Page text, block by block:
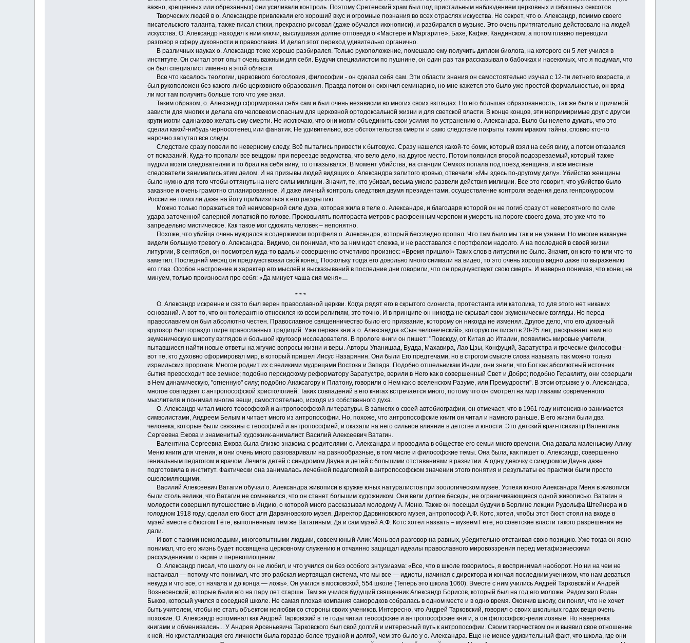
важно, крещенных или обрезанных) они усиливали контроль. Поэтому Сретенский храм был под пристальным наблюдением церковных и гэбэшных сексотов.
Творческих людей в о. Александре привлекали его хороший вкус и огромные познания во всех отраслях искусства. Не секрет, что о. Александр, помимо своего
писательского таланта, также писал стихи, прекрасно рисовал (даже обучался иконописи), и разбирался в музыке. Это очень притягательно действовало на людей
искусства. О. Александр находил к ним ключи, выслушивая долгие отповеди о «Мастере и Маргарите», Бахе, Кафке, Кандинском, а потом плавно переводил
разговор в сферу духовности и православия. И делал этот переход удивительно органично.
В различных науках о. Александр тоже хорошо разбирался. Только рукоположение, помешало ему получить диплом биолога, на которого он 5 лет учился в
институте. Он считал этот опыт очень важным для себя. Будучи специалистом по пушнине, он один раз так рассказывал о бабочках и насекомых, что я подумал, что
он был специалист именно в этой области.
Все что касалось теологии, церковного богословия, философии - он сделал себя сам. Эти области знания он самостоятельно изучал с 12-ти летнего возраста, и
был рукоположен без какого-либо церковного образования. Правда потом он окончил семинарию, но мне кажется это было уже простой формальностью, он вряд
ли мог там получить больше того что уже знал.
Таким образом, о. Александр сформировал себя сам и был очень независим во многих своих взглядах. Но его большая образованность, так же была и причиной
зависти для многих и делала его человеком опасным для церковной ортодоксальной жизни и для светской власти. В конце концов, эти непримиримые друг с другом
круги могли одинаково желать ему смерти. Не исключаю, что они могли объединить свои усилия по устранению о. Александра. Было бы нелепо думать, что это
сделал какой-нибудь черносотенец или фанатик. Не удивительно, все обстоятельства смерти и само следствие покрыты таким мраком тайны, словно кто-то
нарочно запутал все следы.
Следствие сразу повели по неверному следу. Всё пытались привести к бытовухе. Сразу нашелся какой-то бомж, который взял на себя вину, а потом отказался
от показаний. Куда-то пропали все вещдоки при переезде ведомства, что вело дело, на другое место. Потом появился второй подозреваемый, который также
пудрил мозги следователям и то брал на себя вину, то отказывался. В момент убийства, на станции Семхоз попала под поезд женщина, и все местные
следователи занимались этим делом. И на призывы людей видящих о. Александра залитого кровью, отвечали: «Мы здесь по-другому делу». Убийство женщины
было нужно для того чтобы оттянуть на него силы милиции. Значит, те, кто убивал, весьма умело развели действия милиции. Все это говорит, что убийство было
заказное и очень грамотно спланированное. И даже личный контроль следствия двумя президентами, осуществление контроля ведения дела генпрокурором
России не помогли даже на йоту приблизиться к его раскрытию.
Можно только поражаться той неимоверной силе духа, которая жила в теле о. Александре, и благодаря которой он не погиб сразу от невероятного по силе
удара заточенной саперной лопаткой по голове. Проковылять полтораста метров с раскроенным черепом и умереть на пороге своего дома, это уже что-то
запредельно мистическое. Как такое мог сдюжить человек – непонятно.
Похоже, что убийца очень нуждался в содержимом портфеля о. Александра, который бесследно пропал. Что там было мы так и не узнаем. Но многие накануне
видели большую тревогу о. Александра. Видимо, он понимал, что за ним идет слежка, и не расставался с портфелем надолго. А на последней в своей жизни
литургии, 8 сентября, он посмотрел куда-то вдаль и совершенно отчетливо произнес: «Время пришло!» Таких слов в литургии не было. Значит, он кого-то или что-то
заметил. Последний месяц он предчувствовал свой конец. Поскольку тогда его довольно много снимали на видео, то это очень хорошо видно даже по выражению
его глаз. Особое настроение и характер его мыслей и высказываний в последние дни говорили, что он предчувствует свою смерть. И наверно понимая, что конец не
минуем, только произносил про себя: «Да минует чаша сия меня»…
* * *
О. Александр искренне и свято был верен православной церкви. Когда рядят его в скрытого сиониста, протестанта или католика, то для этого нет никаких
оснований. А вот то, что он толерантно относился ко всем религиям, это точно. И в принципе он никогда не скрывал свои экуменические взгляды. Но перед
православием он был абсолютно честен. Православное священничество было его призвание, которому он никогда не изменял. Другое дело, что его духовный
кругозор был гораздо шире православных традиций. Уже первая книга о. Александра «Сын человеческий», которую он писал в 20-25 лет, раскрывает нам его
экуменическую широту взглядов и большой кругозор исследователя. В прологе книги он пишет: "Повсюду, от Китая до Италии, появились мировые учители,
пытавшиеся найти новые ответы на жгучие вопросы жизни и веры. Авторы Упанишад, Будда, Махавира, Лао Цзы, Конфуций, Заратустра и греческие философы -
вот те, кто духовно сформировал мир, в который пришел Иисус Назарянин. Они были Его предтечами, но в строгом смысле слова называть так можно только
израильских пророков. Многое роднит их с великими мудрецами Востока и Запада. Подобно отшельникам Индии, они знали, что Бог как абсолютный источник
бытия превосходит все земное; подобно персидскому реформатору Заратустре, верили в Него как в совершенный Свет и Добро; подобно Гераклиту, они созерцали
в Нем динамическую, "огненную" силу; подобно Анаксагору и Платону, говорили о Нем как о вселенском Разуме, или Премудрости". В этом отрывке у о. Александра,
многое совпадает с антропософской христологией. Таких совпадений в его книгах встречается много, потому что он смотрел на мир глазами современного
мыслителя и понимал многие вещи, самостоятельно, исходя из собственного духа.
О. Александр читал много теософской и антропософской литературы. В записях о своей автобиографии, он отмечает, что в 1961 году интенсивно занимается
символистами, Андреем Белым и читает много из антропософии. Но, похоже, что антропософские книги он читал и намного раньше. В его жизни были два
человека, которые были связаны с теософией и антропософией, и оказали на него сильное влияние в детстве и юности. Это детский врач-психиатр Валентина
Сергеевна Ежова и знаменитый художник-анималист Василий Алексеевич Ватагин.
Валентина Сергеевна Ежова была близко знакома с родителями о. Александра и проводила в обществе его семьи много времени. Она давала маленькому Алику
Меню книги для чтения, и они очень много разговаривали на разнообразные, в том числе и философские темы. Она была, как пишет о. Александр, совершенно
гениальным педагогом и врачом. Лечила детей с синдромом Дауна и детей с большими отставаниями в развитии. А одну девочку с синдромом Дауна даже
подготовила в институт. Фактически она занималась лечебной педагогикой в антропософском значении этого понятия и результаты ее практики были просто
ошеломляющими.
Василий Алексеевич Ватагин обучал о. Александра живописи в кружке юных натуралистов при зоологическом музее. Успехи юного Александра Меня в живописи
были столь велики, что Ватагин не сомневался, что он станет большим художником. Они вели долгие беседы, не ограничивающиеся одной живописью. Ватагин в
молодости совершил путешествие в Индию, о которой много рассказывал молодому А. Меню. Также он посещал будучи в Берлине лекции Рудольфа Штейнера и в
голодном 1918 году, сделал его бюст для Дарвиновского музея. Директор Дарвиновского музея, антропософ А.Ф. Котс, хотел, чтобы этот бюст стоял на входе в
музей вместе с бюстом Гёте, выполненным тем же Ватагиным. Да и сам музей А.Ф. Котс хотел назвать – музеем Гёте, но советские власти такого разрешения не
дали.
И вот с такими немолодыми, многоопытными людьми, совсем юный Алик Мень вел разговор на равных, убедительно отстаивая свою позицию. Уже тогда он ясно
понимал, что его жизнь будет посвящена церковному служению и отчаянно защищал идеалы православного мировоззрения перед метафизическими
рассуждениями о карме и перевоплощении.
О. Александр писал, что школу он не любил, и что учился он без особого энтузиазма: «Все, что в школе говорилось, я воспринимал наоборот. Но ни на чем не
настаивал — потому что понимал, что это рабская мертвящая система, что мы все — идиоты, начиная с директора и кончая последним учеником, что нам деваться
некуда и что все, от начала и до конца — ложь». Он учился в московской, 554 школе (Теперь это школа 1060). Вместе с ним учились Андрей Тарковский и Андрей
Вознесенский, которые были его на пару лет старше. Там же учился будущий священник Александр Борисов, который был на год его моложе. Рядом жил Ролан
Быков, который учился в соседней школе. Не самая плохая компания самородков собралась в одном месте и в одно время. Окончив школу, он понял, что не хочет
быть учителем, чтобы не стать объектом нелюбви со стороны своих учеников. Интересно, что Андрей Тарковский, говорил о своих школьных годах вещи очень
похожие. О. Александр вспоминал как Андрей Тарковский в те годы читал теософские и антропософские книги, а он философско-религиозные. Но наверняка
книгами и обменивалсиь... У Андрея Арсеньевича Тарковского был свой долгий и интересный путь к антропософии. Своим творчеством он и выявил свое отношение
к ней. Но кристаллизация его личности была гораздо более трудной и долгой, чем это было у о. Александра. Еще не менее удивительный факт, что школа, где они